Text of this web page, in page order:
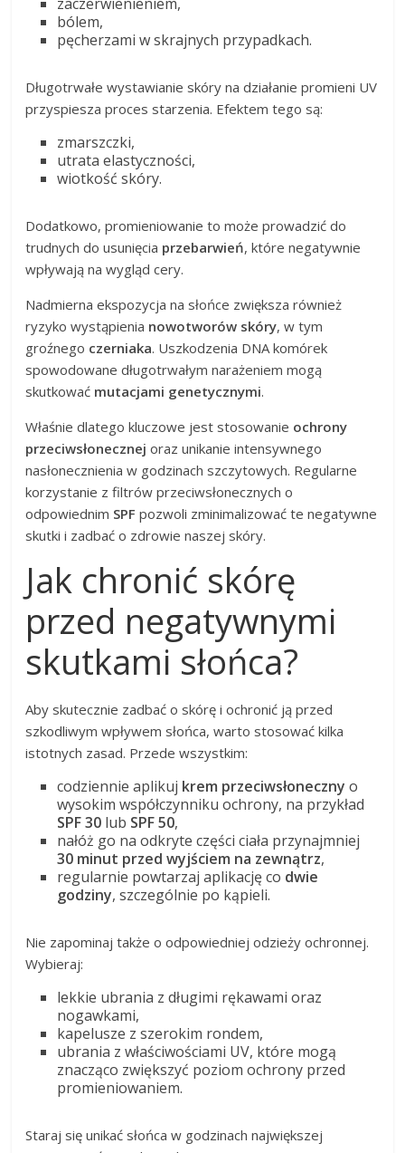
bólem,
pęcherzami w skrajnych przypadkach.
Długotrwałe wystawianie skóry na działanie promieni UV
przyspiesza proces starzenia. Efektem tego są:
zmarszczki,
utrata elastyczności,
wiotkość skóry.
Dodatkowo, promieniowanie to może prowadzić do
trudnych do usunięcia przebarwień, które negatywnie
wpływają na wygląd cery.
Nadmierna ekspozycja na słońce zwiększa również
ryzyko wystąpienia nowotworów skóry, w tym
groźnego czerniaka. Uszkodzenia DNA komórek
spowodowane długotrwałym narażeniem mogą
skutkować mutacjami genetycznymi.
Właśnie dlatego kluczowe jest stosowanie ochrony
przeciwsłonecznej oraz unikanie intensywnego
nasłonecznienia w godzinach szczytowych. Regularne
korzystanie z filtrów przeciwsłonecznych o
odpowiednim SPF pozwoli zminimalizować te negatywne
skutki i zadbać o zdrowie naszej skóry.
Jak chronić skórę
przed negatywnymi
skutkami słońca?
Aby skutecznie zadbać o skórę i ochronić ją przed
szkodliwym wpływem słońca, warto stosować kilka
istotnych zasad. Przede wszystkim:
codziennie aplikuj krem przeciwsłoneczny o
wysokim współczynniku ochrony, na przykład
SPF 30 lub SPF 50,
nałóż go na odkryte części ciała przynajmniej
30 minut przed wyjściem na zewnątrz,
regularnie powtarzaj aplikację co dwie
godziny, szczególnie po kąpieli.
Nie zapominaj także o odpowiedniej odzieży ochronnej.
Wybieraj:
lekkie ubrania z długimi rękawami oraz
nogawkami,
kapelusze z szerokim rondem,
ubrania z właściwościami UV, które mogą
znacząco zwiększyć poziom ochrony przed
promieniowaniem.
Staraj się unikać słońca w godzinach największej